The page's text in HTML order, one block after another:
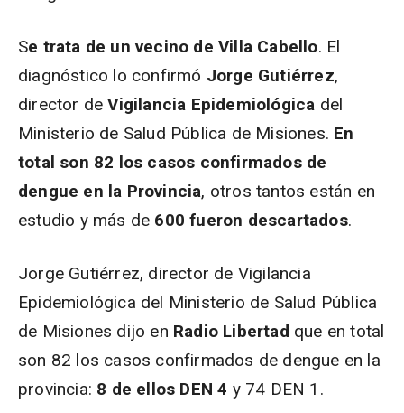
Se trata de un vecino de Villa Cabello. El
diagnóstico lo confirmó Jorge Gutiérrez,
director deVigilancia Epidemiológica del
Ministerio de Salud Pública de Misiones. En
total son 82 los casos confirmados de
dengue en la Provincia, otros tantos están en
estudio y más de 600 fueron descartados.
Jorge Gutiérrez, director de Vigilancia
Epidemiológica del Ministerio de Salud Pública
de Misiones dijo en Radio Libertad que en total
son 82 los casos confirmados de dengue en la
provincia: 8 de ellos DEN 4 y 74 DEN 1.